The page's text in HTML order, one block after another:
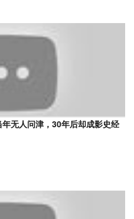
年无人问津，30年后却成影史经